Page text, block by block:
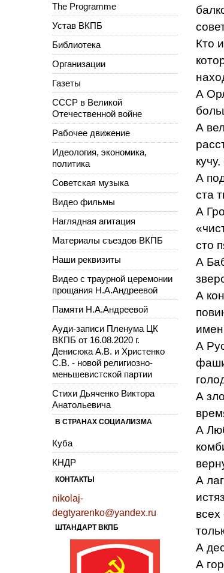
Кто
А
А
А
ста
А
сто
А
А
А
А
А
А
А
А
The Programme
Устав ВКПБ
Библиотека
Организации
Газеты
СССР в Великой
Отечественной войне
Рабочее движение
Идеология, экономика,
политика
Советская музыка
Видео фильмы
Наглядная агитация
Материалы съездов ВКПБ
Наши реквизиты
Видео с траурной церемонии
прощания Н.А.Андреевой
Памяти Н.А.Андреевой
Ауди-записи Пленума ЦК
ВКПБ от 16.08.2020 г.
Денисюка А.В. и Христенко
С.В. - новой религиозно-
меньшевистской партии
Стихи Дьяченко Виктора
Анатольевича
В СТРАНАХ СОЦИАЛИЗМА
Куба
КНДР
КОНТАКТЫ
nikolaj-
degtyarenko@yandex.ru
ШТАНДАРТ ВКПБ